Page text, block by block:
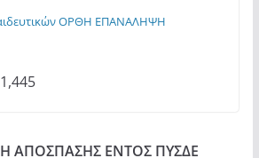
ΟΡΘΗ ΕΠΑΝΑΛΗΨΗ
1,445
ΑΠΟΣΠΑΣΗΣ ΕΝΤΟΣ ΠΥΣΔΕ